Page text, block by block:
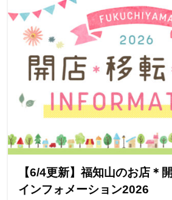
【6/4更新】福知山のお店＊
インフォメーション2026